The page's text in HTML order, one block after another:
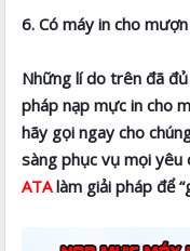
6. Có máy in cho
Những lí do trên đã
pháp nạp mực in cho
hãy gọi ngay cho
sàng phục vụ mọi yêu
ATAlàm giải pháp để